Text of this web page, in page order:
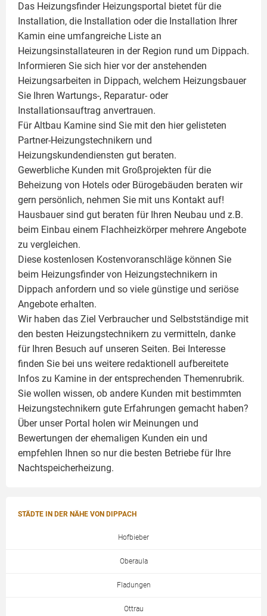
Das Heizungsfinder Heizungsportal bietet für die
Installation, die Installation oder die Installation Ihrer
Kamin eine umfangreiche Liste an
Heizungsinstallateuren in der Region rund um Dippach.
Informieren Sie sich hier vor der anstehenden
Heizungsarbeiten in Dippach, welchem Heizungsbauer
Sie Ihren Wartungs-, Reparatur- oder
Installationsauftrag anvertrauen.
Für Altbau Kamine sind Sie mit den hier gelisteten
Partner-Heizungstechnikern und
Heizungskundendiensten gut beraten.
Gewerbliche Kunden mit Großprojekten für die
Beheizung von Hotels oder Bürogebäuden beraten wir
gern persönlich, nehmen Sie mit uns Kontakt auf!
Hausbauer sind gut beraten für Ihren Neubau und z.B.
beim Einbau einem Flachheizkörpermehrere Angebote
zu vergleichen.
Diese kostenlosen Kostenvoranschläge können Sie
beim Heizungsfinder von Heizungstechnikern in
Dippach anfordern und so viele günstige und seriöse
Angebote erhalten.
Wir haben das Ziel Verbraucher und Selbstständige mit
den besten Heizungstechnikern zu vermitteln, danke
für Ihren Besuch auf unseren Seiten. Bei Interesse
finden Sie bei uns weitere redaktionell aufbereitete
Infos zu Kamine in der entsprechenden Themenrubrik.
Sie wollen wissen, ob andere Kunden mit bestimmten
Heizungstechnikern gute Erfahrungen gemacht haben?
Über unser Portal holen wir Meinungen und
Bewertungen der ehemaligen Kunden ein und
empfehlen Ihnen so nur die besten Betriebe für Ihre
Nachtspeicherheizung.
STÄDTE IN DER NÄHE VON DIPPACH
Hofbieber
Oberaula
Fladungen
Ottrau